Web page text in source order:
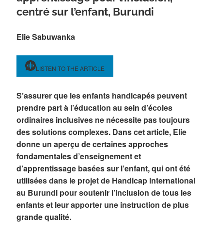
centré sur l’enfant, Burundi
Elie Sabuwanka
LISTEN TO THE ARTICLE
S’assurer que les enfants handicapés peuvent
prendre part à l’éducation au sein d’écoles
ordinaires inclusives ne nécessite pas toujours
des solutions complexes. Dans cet article, Elie
donne un aperçu de certaines approches
fondamentales d’enseignement et
d’apprentissage basées sur l’enfant, qui ont été
utilisées dans le projet de Handicap International
au Burundi pour soutenir l’inclusion de tous les
enfants et leur apporter une instruction de plus
grande qualité.